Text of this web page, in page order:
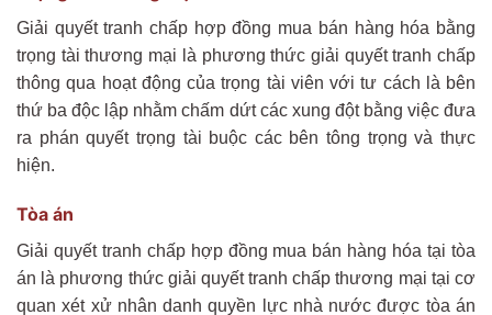
Giải quyết tranh chấp hợp đồng mua bán hàng hóa bằng
trọng tài thương mại là phương thức giải quyết tranh chấp
thông qua hoạt động của trọng tài viên với tư cách là bên
thứ ba độc lập nhằm chấm dứt các xung đột bằng việc đưa
ra phán quyết trọng tài buộc các bên tông trọng và thực
hiện.
Tòa án
Giải quyết tranh chấp hợp đồng mua bán hàng hóa tại tòa
án là phương thức giải quyết tranh chấp thương mại tại cơ
quan xét xử nhân danh quyền lực nhà nước được tòa án